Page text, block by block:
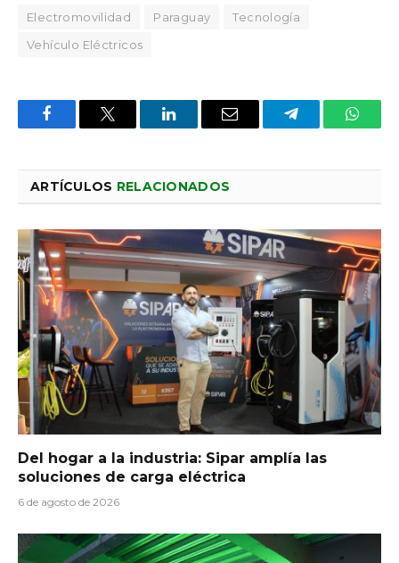
Electromovilidad Paraguay
Tecnología
Vehículo Eléctricos
FacebookX LinkedInEmail Telegram
ARTÍCULOS RELACIONADOS
Del hogar a la industria: Sipar amplía las
soluciones de carga eléctrica
6 de agosto de 2026